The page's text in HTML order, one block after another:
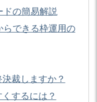
ドの簡易解説
らできる枠運用の
裁しますか？
するには？